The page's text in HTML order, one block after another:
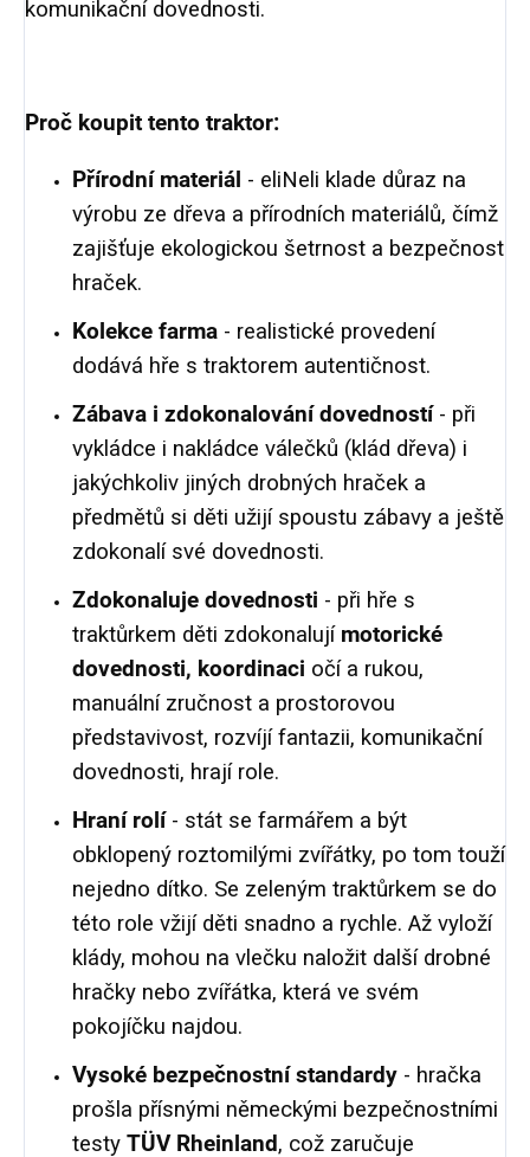
komunikační dovednosti.
Proč koupit tento traktor:
Přírodní materiál - eliNeli klade důraz na
výrobu ze dřeva a přírodních materiálů, čímž
zajišťuje ekologickou šetrnost a bezpečnost
hraček.
Kolekce farma - realistické provedení
dodává hře s traktorem autentičnost.
Zábava i zdokonalování dovedností - při
vykládce i nakládce válečků (klád dřeva) i
jakýchkoliv jiných drobných hraček a
předmětů si děti užijí spoustu zábavy a ještě
zdokonalí své dovednosti.
Zdokonaluje dovednosti - při hře s
traktůrkem děti zdokonalují motorické
dovednosti, koordinaci očí a rukou,
manuální zručnost a prostorovou
představivost, rozvíjí fantazii, komunikační
dovednosti, hrají role.
Hraní rolí - stát se farmářem a být
obklopený roztomilými zvířátky, po tom touží
nejedno dítko. Se zeleným traktůrkem se do
této role vžijí děti snadno a rychle. Až vyloží
klády, mohou na vlečku naložit další drobné
hračky nebo zvířátka, která ve svém
pokojíčku najdou.
Vysoké bezpečnostní standardy - hračka
prošla přísnými německými bezpečnostními
testy TÜV Rheinland, což zaručuje